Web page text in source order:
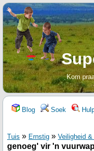
Kom
Blog Soek
Tuis » Ernstig » Veiligheid &
genoeg' vir 'n